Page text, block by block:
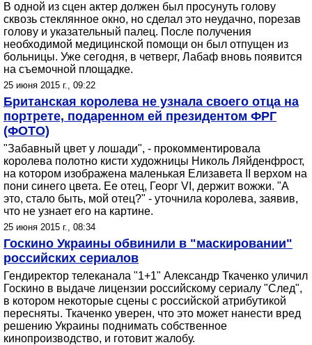
В одной из сцен актер должен был просунуть голову
сквозь стеклянное окно, но сделал это неудачно, порезав
голову и указательный палец. После получения
необходимой медицинской помощи он был отпущен из
больницы. Уже сегодня, в четверг, Лабаф вновь появится
на съемочной площадке.
25 июня 2015 г., 09:22
Британская королева не узнала своего отца на
портрете, подаренном ей президентом ФРГ
(ФОТО)
"Забавный цвет у лошади", - прокомментировала
королева полотно кисти художницы Николь Ляйденфрост,
на котором изображена маленькая Елизавета II верхом на
пони синего цвета. Ее отец, Георг VI, держит вожжи. "А
это, стало быть, мой отец?" - уточнила королева, заявив,
что не узнает его на картине.
25 июня 2015 г., 08:34
Госкино Украины обвинили в "маскировании"
российских сериалов
Гендиректор телеканала "1+1" Александр Ткаченко уличил
Госкино в выдаче лицензии российскому сериалу "След",
в котором некоторые сцены с российской атрибутикой
пересняты. Ткаченко уверен, что это может нанести вред
решению Украины поднимать собственное
кинопроизводство, и готовит жалобу.